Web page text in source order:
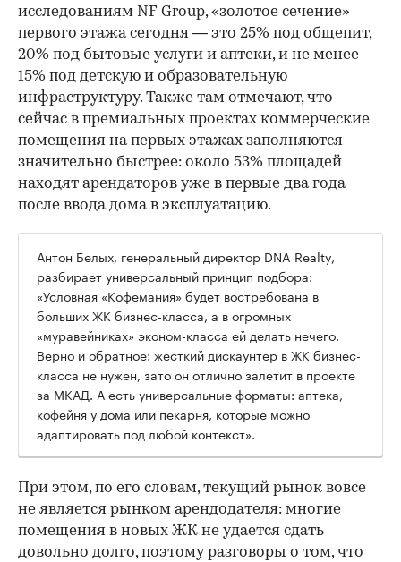
исследованиям NF Group, «золотое сечение»
первого этажа сегодня — это 25% под общепит,
20% под бытовые услуги и аптеки, и не менее
15% под детскую и образовательную
инфраструктуру. Также там отмечают, что
сейчас в премиальных проектах коммерческие
помещения на первых этажах заполняются
значительно быстрее: около 53% площадей
находят арендаторов уже в первые два года
после ввода дома в эксплуатацию.
Антон Белых, генеральный директор DNA Realty,
разбирает универсальный принцип подбора:
«Условная «Кофемания» будет востребована в
больших ЖК бизнес-класса, а в огромных
«муравейниках» эконом-класса ей делать нечего.
Верно и обратное: жесткий дискаунтер в ЖК бизнес-
класса не нужен, зато он отлично залетит в проекте
за МКАД. А есть универсальные форматы: аптека,
кофейня у дома или пекарня, которые можно
адаптировать под любой контекст».
При этом, по его словам, текущий рынок вовсе
не является рынком арендодателя: многие
помещения в новых ЖК не удается сдать
довольно долго, поэтому разговоры о том, что